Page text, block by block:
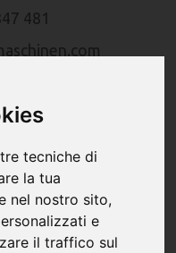
tecniche di
la tua
nel nostro sito,
e
il traffico sul
481